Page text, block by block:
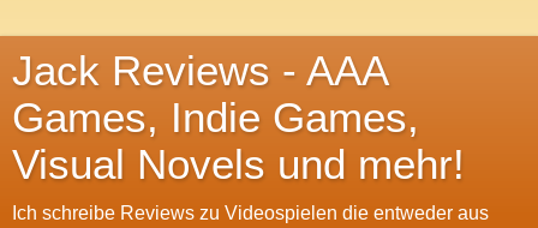
Jack Reviews - AAA
Games, Indie Games,
Visual Novels und mehr!
Ich schreibe Reviews zu Videospielen die entweder aus